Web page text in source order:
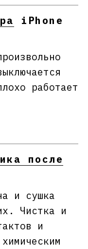
iPhone
работает
после
и сушка
Чистка и
и